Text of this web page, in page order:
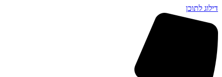
דילוג לתוכן